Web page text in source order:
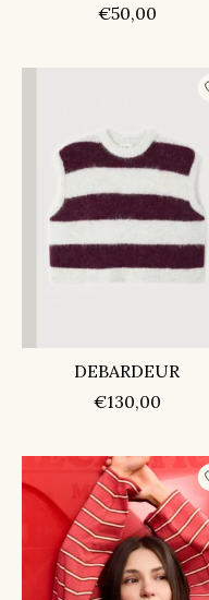
€50,00
DEBARDEUR
€130,00